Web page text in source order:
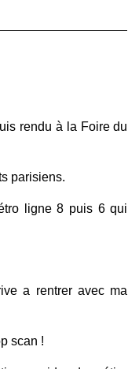
rendu à la Foire du
parisiens.
ligne 8 puis 6 qui
a rentrer avec ma
scan !